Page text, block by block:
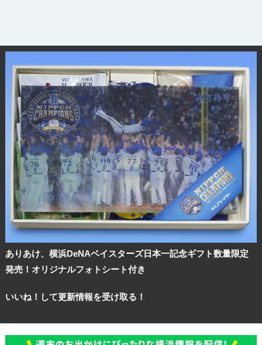
ありあけ、横浜DeNAベイスターズ日本一記念ギフト数量限定
発売！オリジナルフォトシート付き
いいね！して更新情報を受け取る！